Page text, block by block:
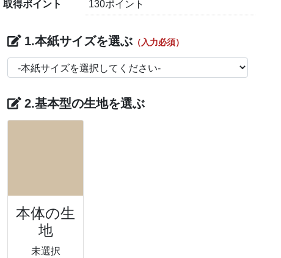
取得ポイント 130ポイント
1.本紙サイズを選ぶ （入力必須）
2.基本型の生地を選ぶ
本体の生
地
未選択